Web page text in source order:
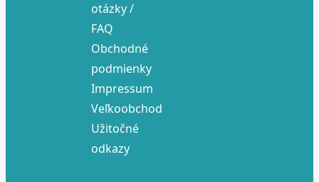
otázky /
FAQ
Obchodné
podmienky
Impressum
Veľkoobchod
Užitočné
odkazy